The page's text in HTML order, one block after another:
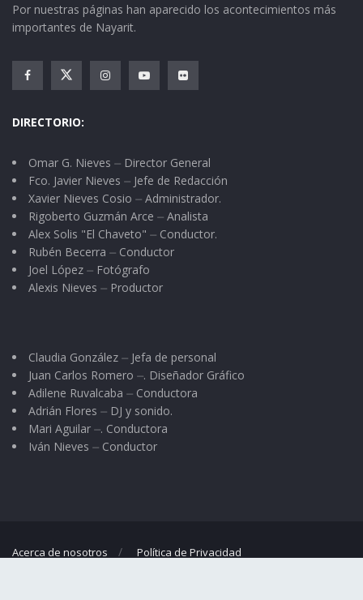
Por nuestras páginas han aparecido los acontecimientos más
importantes de Nayarit.
DIRECTORIO:
Omar G. Nieves ⏤ Director General
Fco. Javier Nieves ⏤ Jefe de Redacción
Xavier Nieves Cosio ⏤ Administrador.
Rigoberto Guzmán Arce ⏤ Analista
Alex Solis "El Chaveto" ⏤ Conductor.
Rubén Becerra ⏤ Conductor
Joel López ⏤ Fotógrafo
Alexis Nieves ⏤ Productor
Claudia González ⏤ Jefa de personal
Juan Carlos Romero ⏤. Diseñador Gráfico
Adilene Ruvalcaba ⏤ Conductora
Adrián Flores ⏤ DJ y sonido.
Mari Aguilar ⏤. Conductora
Iván Nieves ⏤ Conductor
Acerca de nosotros Política de Privacidad